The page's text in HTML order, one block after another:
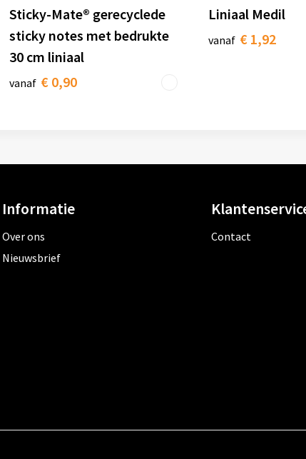
Sticky-Mate® gerecyclede
sticky notes met bedrukte
30 cm liniaal
vanaf € 0,90
Liniaal Medil
vanaf € 1,92
Informatie
Over ons
Nieuwsbrief
Contact